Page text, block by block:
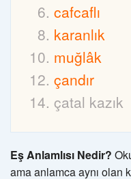
cafcaflı
karanlık
muğlâk
çandır
çatal kazık
Eş Anlamlısı Nedir?
ama anlamca aynı olan